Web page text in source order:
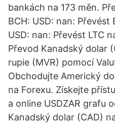
bankách na 173 měn.
BCH: USD: nan: Převést
USD: nan: Převést LTC
Převod Kanadský dolar
rupie (MVR) pomocí
Obchodujte Americký
na Forexu. Získejte
a online USDZAR grafu
Kanadský dolar (CAD)